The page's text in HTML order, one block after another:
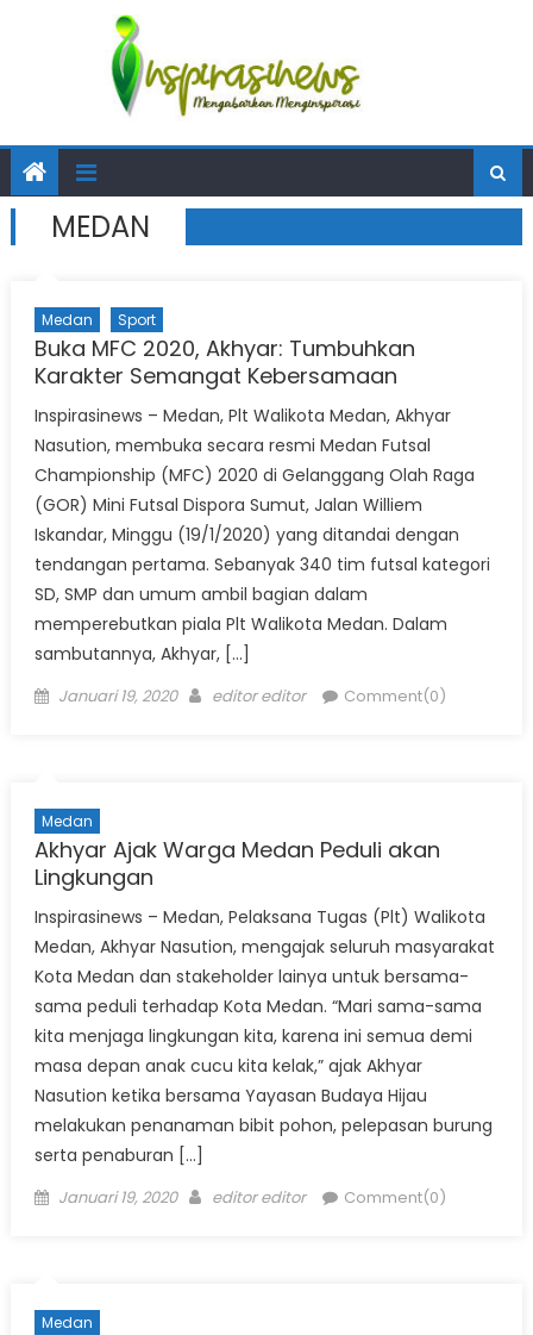
MEDAN
Medan Sport
Buka MFC 2020, Akhyar: Tumbuhkan
Karakter Semangat Kebersamaan
Inspirasinews – Medan, Plt Walikota Medan, Akhyar
Nasution, membuka secara resmi Medan Futsal
Championship (MFC) 2020 di Gelanggang Olah Raga
(GOR) Mini Futsal Dispora Sumut, Jalan Williem
Iskandar, Minggu (19/1/2020) yang ditandai dengan
tendangan pertama. Sebanyak 340 tim futsal kategori
SD, SMP dan umum ambil bagian dalam
memperebutkan piala Plt Walikota Medan. Dalam
sambutannya, Akhyar, […]
Posted
Januari 19, 2020 Author
editor editor Comment(0)
Medan
Akhyar Ajak Warga Medan Peduli akan
Lingkungan
Inspirasinews – Medan, Pelaksana Tugas (Plt) Walikota
Medan, Akhyar Nasution, mengajak seluruh masyarakat
Kota Medan dan stakeholder lainya untuk bersama-
sama peduli terhadap Kota Medan. “Mari sama-sama
kita menjaga lingkungan kita, karena ini semua demi
masa depan anak cucu kita kelak,” ajak Akhyar
Nasution ketika bersama Yayasan Budaya Hijau
melakukan penanaman bibit pohon, pelepasan burung
serta penaburan […]
Posted
Januari 19, 2020 Author
editor editor Comment(0)
Medan